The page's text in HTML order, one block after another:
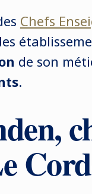
Chefs
de son
.